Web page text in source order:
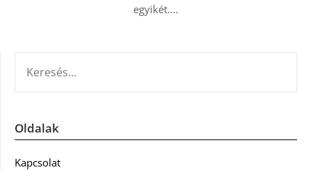
egyikét.…
Oldalak
Kapcsolat